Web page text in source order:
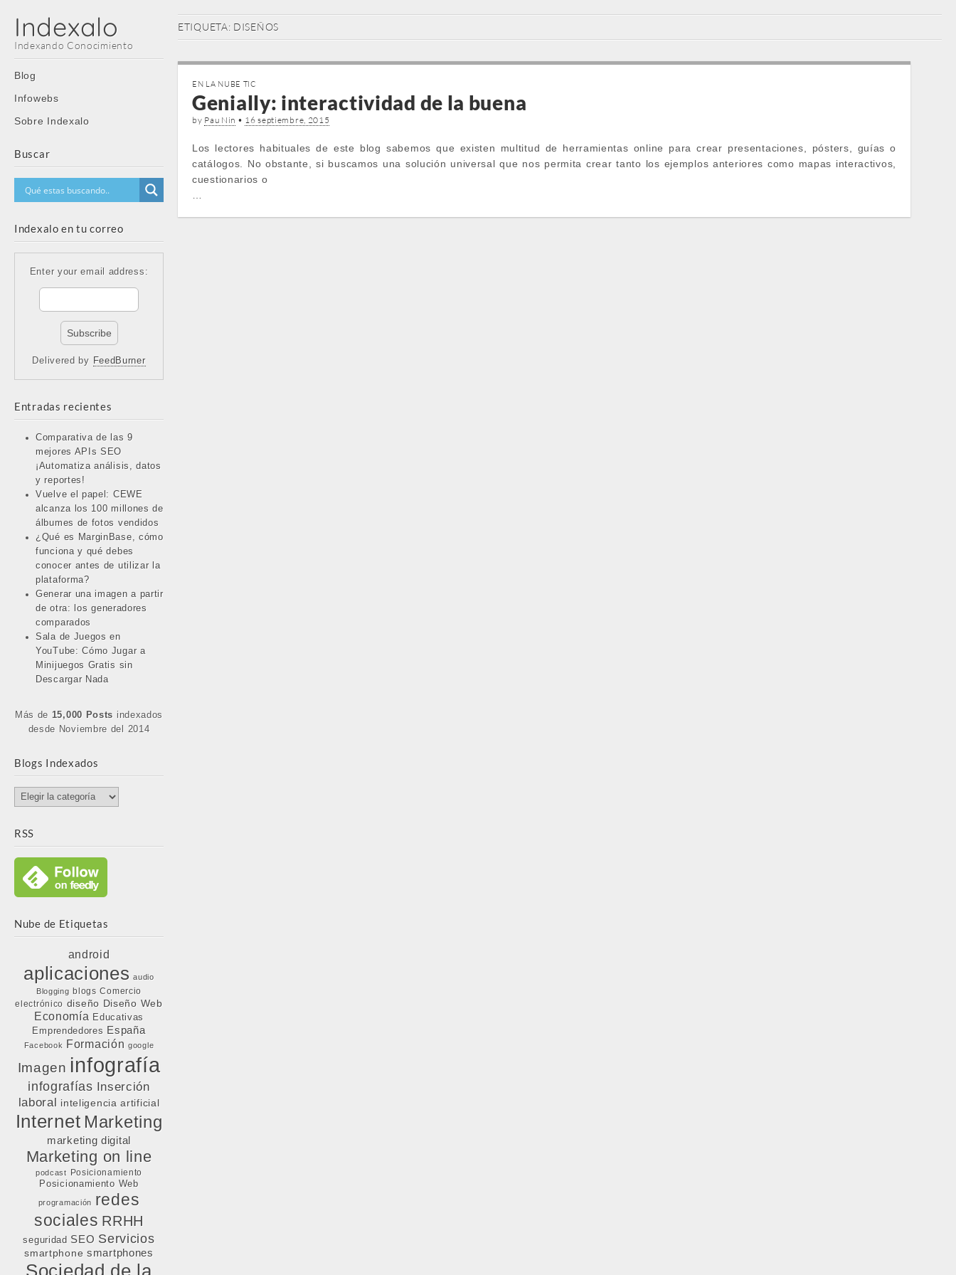
Indexalo
Indexando Conocimiento
Main
menu
Skip
content
Blog
Infowebs
Sobre Indexalo
Buscar
Indexalo en tu correo
Enter your email address:
Delivered by FeedBurner
Entradas recientes
Comparativa de las 9
mejores APIs SEO
¡Automatiza análisis, datos
y reportes!
Vuelve el papel: CEWE
alcanza los 100 millones de
álbumes de fotos vendidos
¿Qué es MarginBase, cómo
funciona y qué debes
conocer antes de utilizar la
plataforma?
Generar una imagen a partir
de otra: los generadores
comparados
Sala de Juegos en
YouTube: Cómo Jugar a
Minijuegos Gratis sin
Descargar Nada
Más de 15,000 Posts indexados
desde Noviembre del 2014
Blogs Indexados
Blogs
Indexados
RSS
Nube de Etiquetas
android
aplicaciones audio
Blogging blogs Comercio
electrónico diseño Diseño Web
Economía Educativas
Emprendedores España
Facebook Formación google
Imagen infografía
infografías Inserción
laboral inteligencia artificial
Internet Marketing
marketing digital
Marketing on line
podcast
Posicionamiento
Posicionamiento Web
programación redes
sociales RRHH
seguridad SEO Servicios
smartphone smartphones
Sociedad de la
ETIQUETA: DISEÑOS
EN LA NUBE TIC
Genially: interactividad de la buena
by Pau Nin • 16 septiembre, 2015
Los lectores habituales de este blog sabemos que existen multitud de herramientas online para crear presentaciones, pósters, guías o
catálogos. No obstante, si buscamos una solución universal que nos permita crear tanto los ejemplos anteriores como mapas interactivos,
cuestionarios o